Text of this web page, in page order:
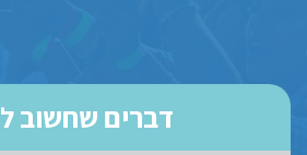
דברים שחשוב